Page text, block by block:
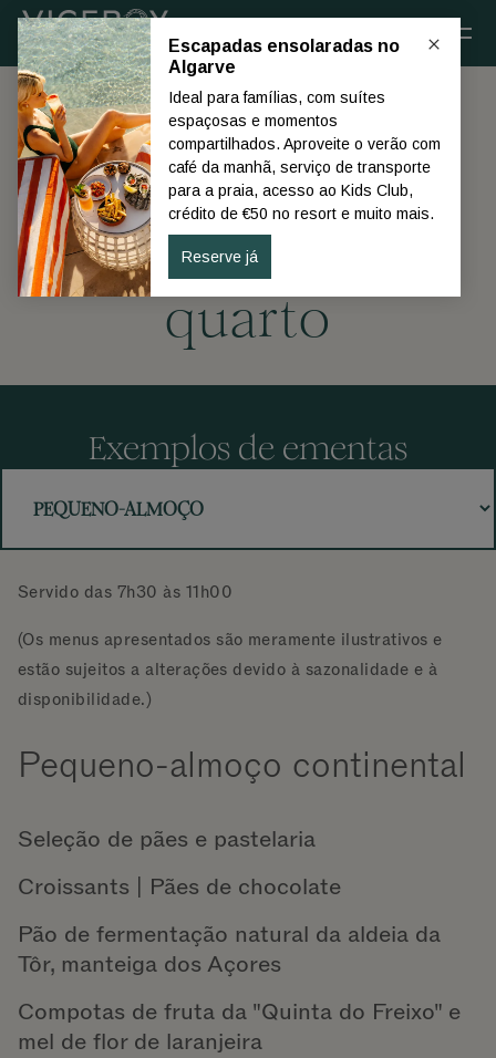
Ir diretamente para o conteúdo principal
Serviço de
refeições no
quarto
Exemplos de ementas
Servido das 7h30 às 11h00
(Os menus apresentados são meramente ilustrativos e
estão sujeitos a alterações devido à sazonalidade e à
disponibilidade.)
Pequeno-almoço continental
Seleção de pães e pastelaria
Croissants | Pães de chocolate
Pão de fermentação natural da aldeia da
Tôr, manteiga dos Açores
Compotas de fruta da "Quinta do Freixo" e
mel de flor de laranjeira